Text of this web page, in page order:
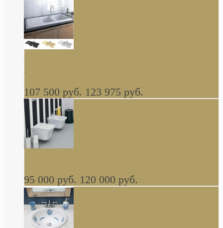
керамическая мойка 1160 x 510 мм белая,
серая, черная, бежевая В НАЛИЧИИ
107 500 руб. 123 975 руб.
навесное КОМПЛЕКТ
95 000 руб. 120 000 руб.